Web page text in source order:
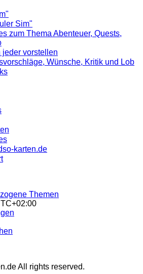
Sim"
zum Thema Abenteuer, Quests,
vorstellen
Wünsche, Kritik und Lob
karten.de
Themen
All rights reserved.